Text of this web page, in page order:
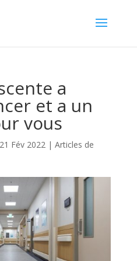
a
et a un
vous
21 Fév 2022| Articles de